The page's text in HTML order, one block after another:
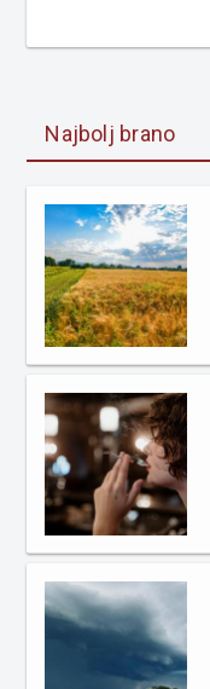
Najbolj brano